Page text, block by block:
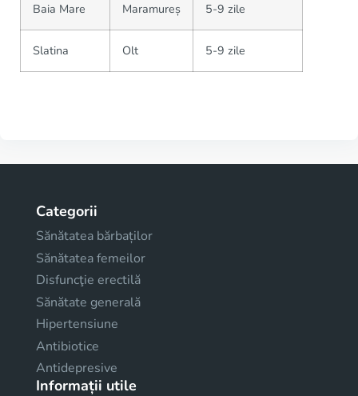
Baia Mare Maramureș 5-9 zile
Slatina Olt 5-9 zile
Categorii
Sănătatea bărbaților
Sănătatea femeilor
Disfuncţie erectilă
Sănătate generală
Hipertensiune
Antibiotice
Antidepresive
Informații utile